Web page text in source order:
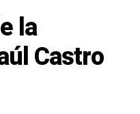
la
Castro